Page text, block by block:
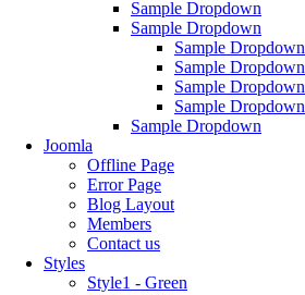
Sample Dropdown
Sample Dropdown
Sample Dropdown
Sample Dropdown
Sample Dropdown
Sample Dropdown
Sample Dropdown
Joomla
Offline Page
Error Page
Blog Layout
Members
Contact us
Styles
Style1 - Green